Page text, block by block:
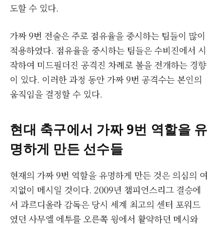
도할 수 있다.
가짜 9번 전술은 주로 점유율을 중시하는 팀들이 많이
적용하였다. 점유율을 중시하는 팀들은 수비진에서 시
작하여 미드필더진 공격진 차례로 볼을 전개하는 경향
이 있다. 이러한 과정 동안 가짜 9번 공격수는 본인의
움직임을 결정할 수 있다.
현대 축구에서 가짜 9번 역할을 유
명하게 만든 선수들
현재의 가짜 9번 역할을 유명하게 만든 것은 의심의 여
지없이 메시일 것이다. 2009년 챔피언스리그 결승에
서 과르디올라 감독은 당시 세계 최고의 센터 포워드
였던 사무엘 에투를 오른쪽 윙에서 활약하던 메시와